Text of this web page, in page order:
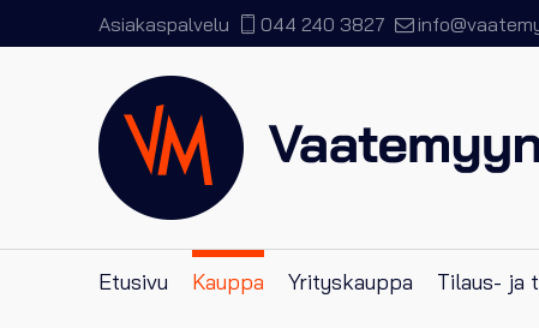
Asiakaspalvelu 044 240 3827
Etusivu Kauppa Yrityskauppa Tilaus- ja